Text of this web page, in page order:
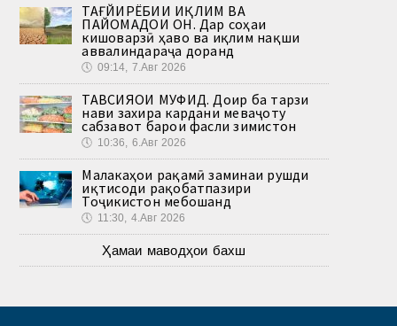
ТАҒЙИРЁБИИ ИҚЛИМ ВА
ПАЙОМАДҲОИ ОН. Дар соҳаи
кишоварзӣ ҳаво ва иқлим нақши
аввалиндараҷа доранд
🕔 09:14, 7.Авг 2026
ТАВСИЯҲОИ МУФИД. Доир ба тарзи
нави захира кардани меваҷоту
сабзавот барои фасли зимистон
🕔 10:36, 6.Авг 2026
Малакаҳои рақамӣ заминаи рушди
иқтисоди рақобатпазири
Тоҷикистон мебошанд
🕔 11:30, 4.Авг 2026
Ҳамаи маводҳои бахш